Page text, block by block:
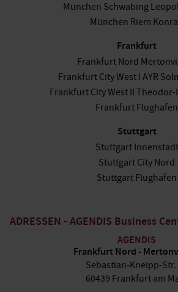
München Schwabing
München Riem
Frankfurt
Frankfurt Nord
Frankfurt City West I AYR
Frankfurt City West II Theodor-
Frankfurt Flughafen
Stuttgart
Stuttgart Innenstadt
Stuttgart City Nord
Stuttgart Flughafen
ADRESSEN - AGENDIS Business
AGENDIS
Frankfurt Nord -
Sebastian-Kneipp-Str.
60439 Frankfurt am